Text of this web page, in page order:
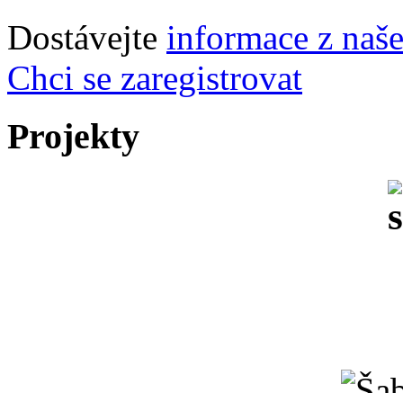
Dostávejte informace z
Chci se zaregistrovat
Projekty